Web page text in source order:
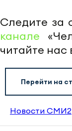
Следите за
канале
читайте нас
Перейти на
Новости СМИ2